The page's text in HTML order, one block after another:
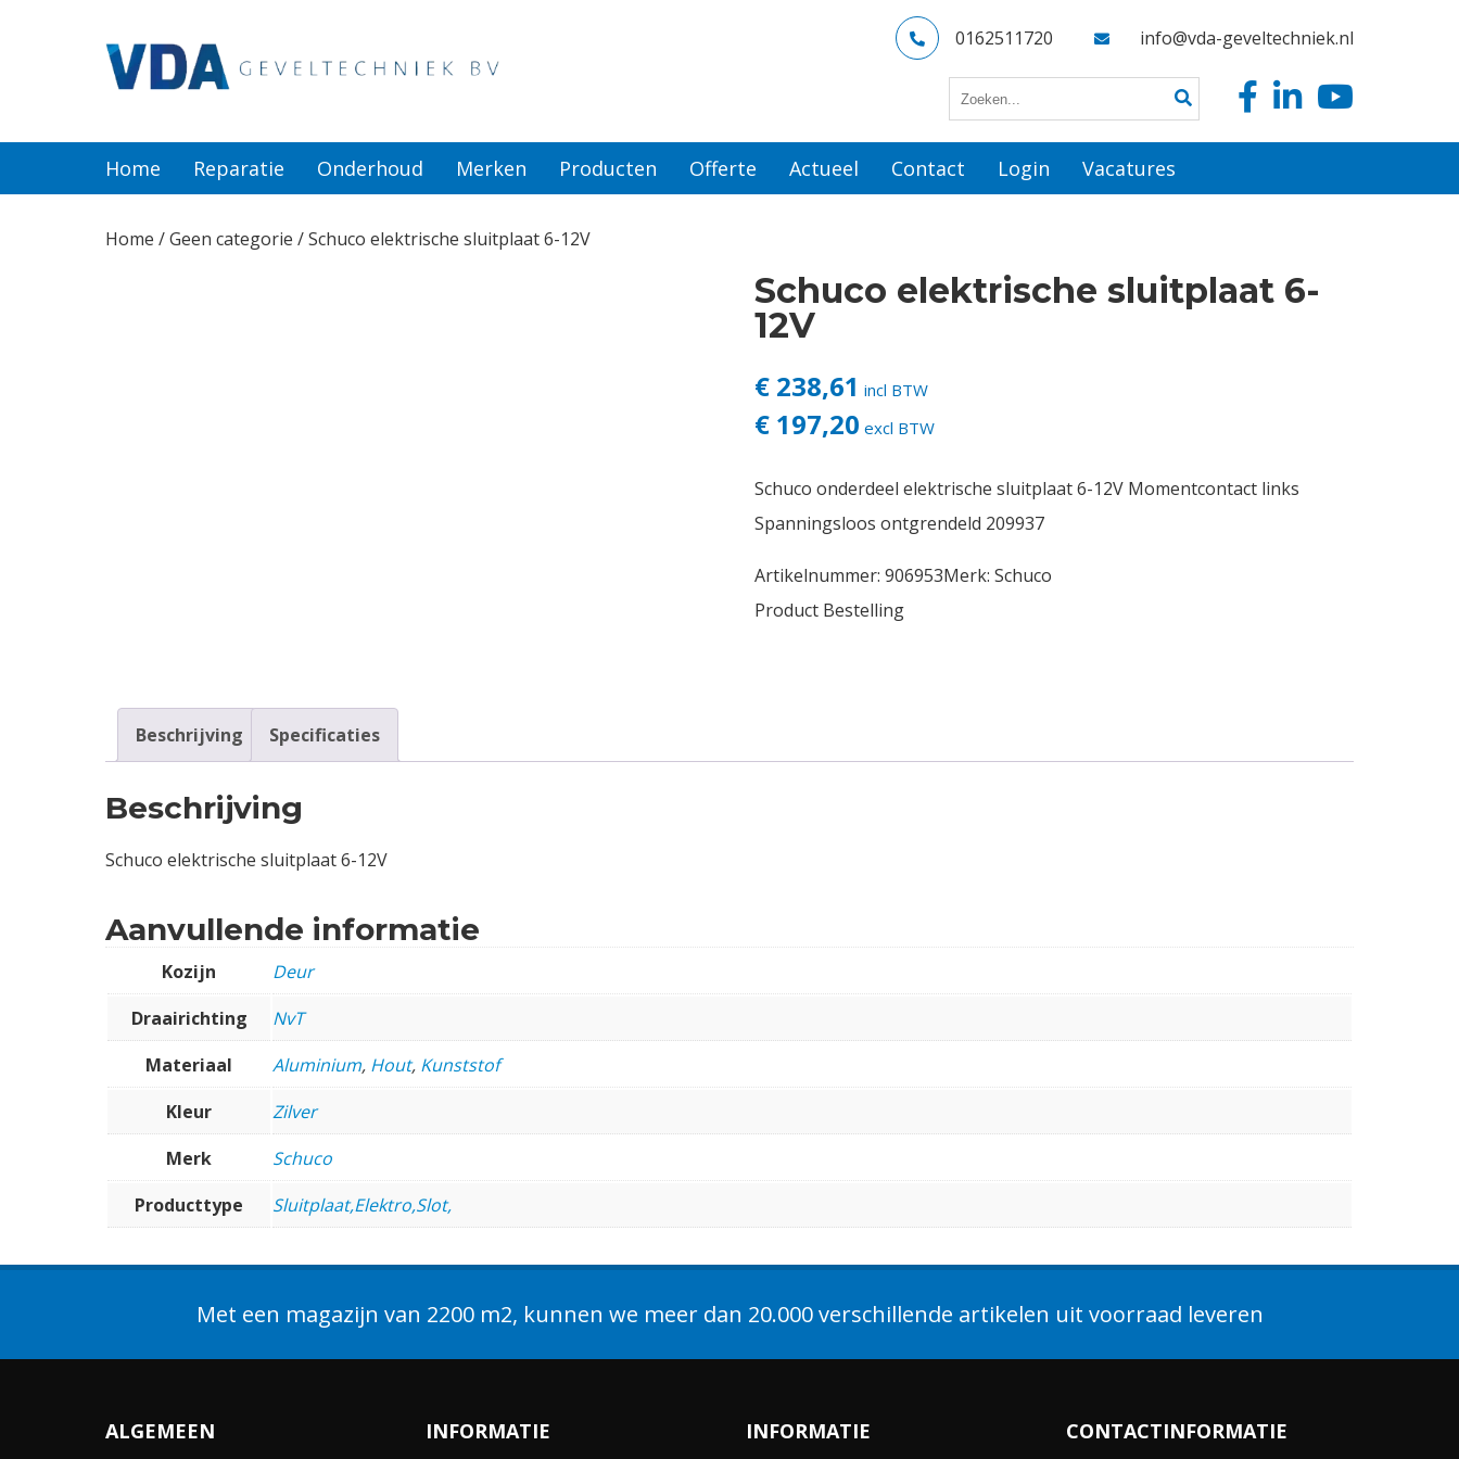
0162511720 info@vda-geveltechniek.nl
Home Reparatie Onderhoud Merken Producten Offerte Actueel Contact Login Vacatures
Home /Geen categorie / Schuco elektrische sluitplaat 6-12V
Schuco elektrische sluitplaat 6-
12V
€ 238,61 incl BTW
€ 197,20 excl BTW
Schuco onderdeel elektrische sluitplaat 6-12V Momentcontact links
Spanningsloos ontgrendeld 209937
Artikelnummer: 906953Merk: Schuco
Product Bestelling
Beschrijving Specificaties
Beschrijving
Schuco elektrische sluitplaat 6-12V
Aanvullende informatie
Kozijn
Deur
Draairichting
NvT
Materiaal
Aluminium, Hout, Kunststof
Kleur
Zilver
Merk
Schuco
Producttype
Sluitplaat,Elektro,Slot,
Met een magazijn van 2200 m2, kunnen we meer dan 20.000 verschillende artikelen uit voorraad leveren
ALGEMEEN INFORMATIE INFORMATIE CONTACTINFORMATIE